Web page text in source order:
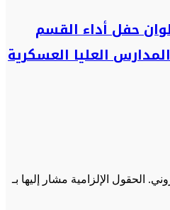
حفل أداء القسم
العليا العسكرية
الحقول الإلزامية مشار إليها بـ